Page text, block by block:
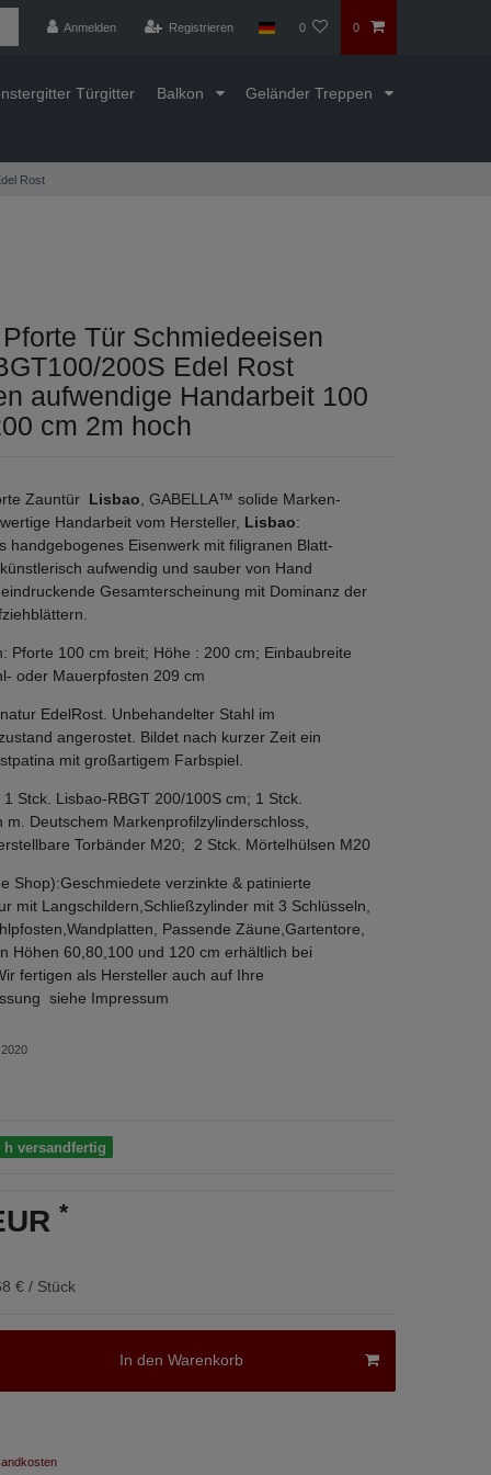
Anmelden Registrieren 0 0
Türgitter Balkon Geländer Treppen
Rost
Tür Schmiedeeisen
200S Edel Rost
aufwendige Handarbeit 100
cm 2m hoch
Zauntür Lisbao , GABELLA™ solide Marken-
Handarbeit vom Hersteller, Lisbao:
handgebogenes Eisenwerk mit filigranen Blatt-
aufwendig und sauber von Hand
Gesamterscheinung mit Dominanz der
Pforte 100 cm breit; Höhe : 200 cm; Einbaubreite
oder Mauerpfosten 209 cm
EdelRost. Unbehandelter Stahl im
angerostet. Bildet nach kurzer Zeit ein
mit großartigem Farbspiel.
Stck. Lisbao-RBGT 200/100S cm; 1 Stck.
m. Deutschem Markenprofilzylinderschloss,
Torbänder M20; 2 Stck. Mörtelhülsen M20
Shop):Geschmiedete verzinkte & patinierte
mit Langschildern,Schließzylinder mit 3 Schlüsseln,
Passende Zäune,Gartentore,
Höhen 60,80,100 und 120 cm erhältlich bei
fertigen als Hersteller auch auf Ihre
siehe Impressum
versandfertig
*
€ / Stück
In den Warenkorb